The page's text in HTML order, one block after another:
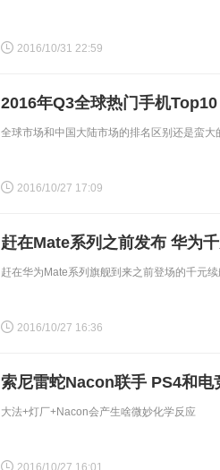
2016/10/31 22:59
2016年Q3全球热门手机
全球市场和中国大陆市场的排名区别还是蛮大
2016/10/27 17:09
赶在Mate系列之前发布 华为
赶在华为Mate系列旗舰到来之前登场的千元
2016/10/27 16:36
索尼雷蛇Nacon联手 PS4和电
大法+灯厂+Nacon会产生啥微妙化学反应
2016/10/27 16:01